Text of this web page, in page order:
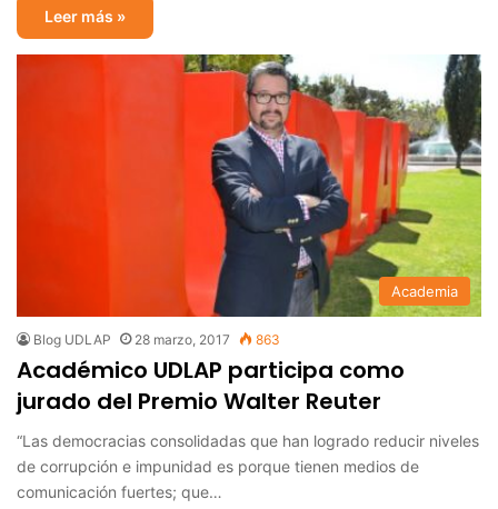
Leer más »
Academia
Blog UDLAP 28 marzo, 2017 863
Académico UDLAP participa como
jurado del Premio Walter Reuter
“Las democracias consolidadas que han logrado reducir niveles
de corrupción e impunidad es porque tienen medios de
comunicación fuertes; que…